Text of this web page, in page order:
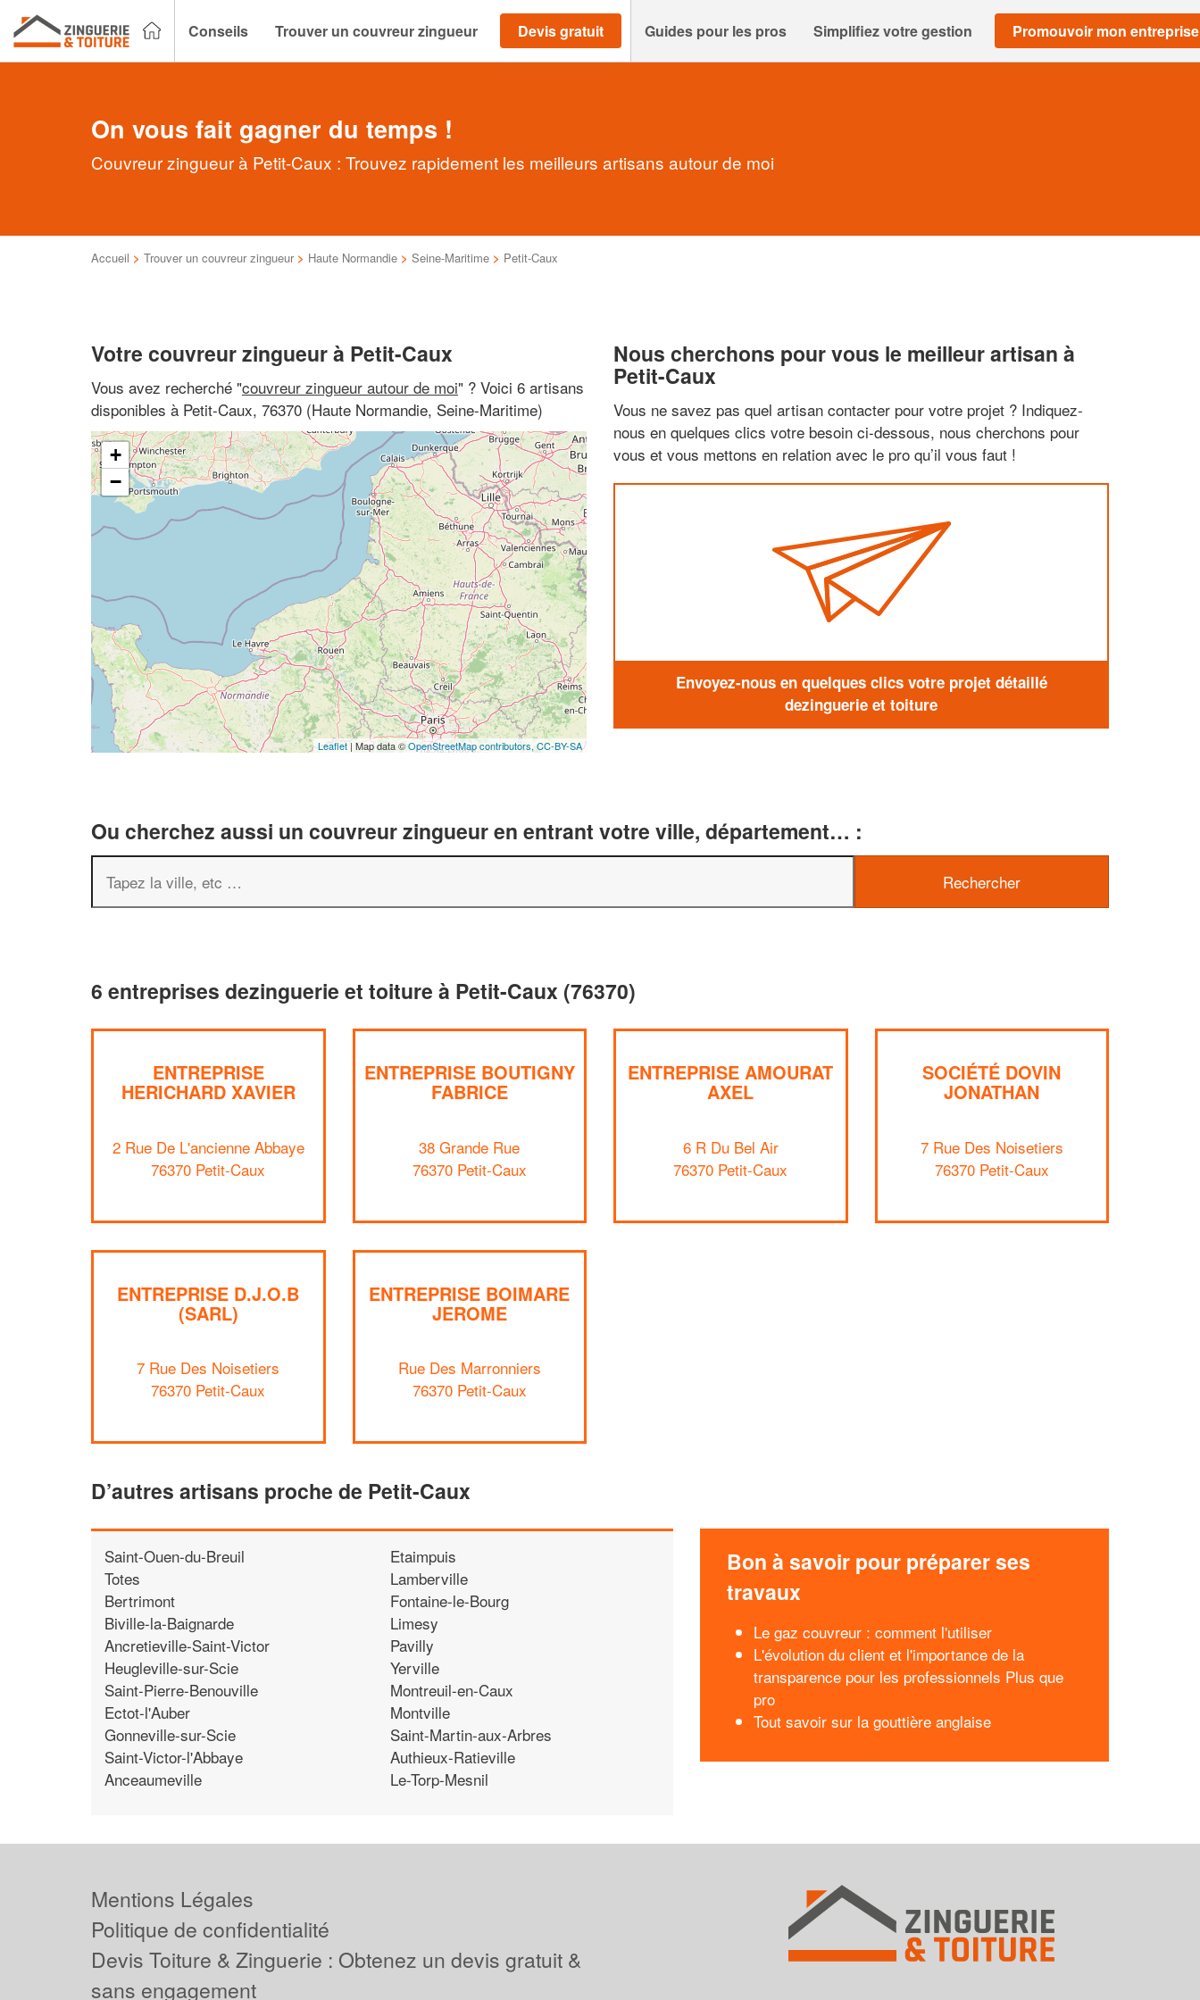
Conseils Trouver un couvreur zingueur Devis gratuit Guides pour les pros Simplifiez votre gestion Promouvoir mon entreprise
On vous fait gagner du temps !
Couvreur zingueur à Petit-Caux : Trouvez rapidement les meilleurs artisans autour de moi
Accueil > Trouver un couvreur zingueur > Haute Normandie > Seine-Maritime > Petit-Caux
Votre couvreur zingueur à Petit-Caux
Vous avez recherché "couvreur zingueur autour de moi" ? Voici 6 artisans
disponibles à Petit-Caux, 76370 (Haute Normandie, Seine-Maritime)
+
−
Leaflet | Map data ©OpenStreetMap contributors, CC-BY-SA
Nous cherchons pour vous le meilleur artisan à
Petit-Caux
Vous ne savez pas quel artisan contacter pour votre projet ? Indiquez-
nous en quelques clics votre besoin ci-dessous, nous cherchons pour
vous et vous mettons en relation avec le pro qu’il vous faut !
Envoyez-nous en quelques clics votre projet détaillé
dezinguerie et toiture
Ou cherchez aussi un couvreur zingueur en entrant votre ville, département… :
6 entreprises dezinguerie et toiture à Petit-Caux (76370)
ENTREPRISE
HERICHARD XAVIER
2 Rue De L'ancienne Abbaye
76370 Petit-Caux
ENTREPRISE BOUTIGNY
FABRICE
38 Grande Rue
76370 Petit-Caux
ENTREPRISE AMOURAT
AXEL
6 R Du Bel Air
76370 Petit-Caux
SOCIÉTÉ DOVIN
JONATHAN
7 Rue Des Noisetiers
76370 Petit-Caux
ENTREPRISE D.J.O.B
(SARL)
7 Rue Des Noisetiers
76370 Petit-Caux
ENTREPRISE BOIMARE
JEROME
Rue Des Marronniers
76370 Petit-Caux
D’autres artisans proche de Petit-Caux
Saint-Ouen-du-Breuil
Totes
Bertrimont
Biville-la-Baignarde
Ancretieville-Saint-Victor
Heugleville-sur-Scie
Saint-Pierre-Benouville
Ectot-l'Auber
Gonneville-sur-Scie
Saint-Victor-l'Abbaye
Anceaumeville
Etaimpuis
Lamberville
Fontaine-le-Bourg
Limesy
Pavilly
Yerville
Montreuil-en-Caux
Montville
Saint-Martin-aux-Arbres
Authieux-Ratieville
Le-Torp-Mesnil
Bon à savoir pour préparer ses
travaux
Le gaz couvreur : comment l'utiliser
L'évolution du client et l'importance de la
transparence pour les professionnels Plus que
pro
Tout savoir sur la gouttière anglaise
Vous êtes un
Augmentez votre
En savoir plus
Mentions Légales
Politique de confidentialité
Devis Toiture & Zinguerie : Obtenez un devis gratuit &
sans engagement